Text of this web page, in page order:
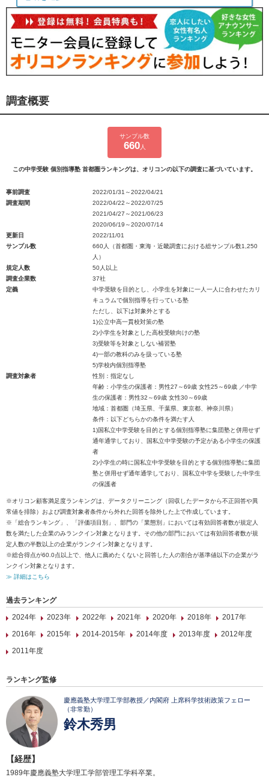
調査概要
サンプル数
660人
この中学受験 個別指導塾 首都圏ランキングは、オリコンの以下の調査に基づいています。
事前調査
2022/01/31～2022/04/21
調査期間
2022/04/22～2022/07/25
2021/04/27～2021/06/23
2020/06/19～2020/07/14
更新日
2022/11/01
サンプル数
660人（首都圏・東海・近畿調査における総サンプル数1,250
人）
規定人数
50人以上
調査企業数
37社
定義
中学受験を目的とし、小学生を対象に一人一人に合わせたカリ
キュラムで個別指導を行っている塾
ただし、以下は対象外とする
1)公立中高一貫校対策の塾
2)小学生を対象とした高校受験向けの塾
3)受験等を対象としない補習塾
4)一部の教科のみを扱っている塾
5)学校内個別指導塾
調査対象者
性別：指定なし
年齢：小学生の保護者：男性27～69歳 女性25～69歳 ／中学
生の保護者：男性32～69歳 女性30～69歳
地域：首都圏（埼玉県、千葉県、東京都、神奈川県）
条件：以下どちらかの条件を満たす人
1)国私立中学受験を目的とする個別指導塾に集団塾と併用せず
通年通学しており、国私立中学受験の予定がある小学生の保護
者
2)小学生の時に国私立中学受験を目的とする個別指導塾に集団
塾と併用せず通年通学しており、国私立中学を受験した中学生
の保護者
※オリコン顧客満足度ランキングは、データクリーニング（回収したデータから不正回答や異
常値を排除）および調査対象者条件から外れた回答を除外した上で作成しています。
※「総合ランキング」、「評価項目別」、部門の「業態別」においては有効回答者数が規定人
数を満たした企業のみランクイン対象となります。その他の部門においては有効回答者数が規
定人数の半数以上の企業がランクイン対象となります。
※総合得点が60.0点以上で、他人に薦めたくないと回答した人の割合が基準値以下の企業がラ
ンクイン対象となります。
≫ 詳細はこちら
過去ランキング
2024年
2023年 2022年 2021年 2020年 2018年
2017年
2016年
2015年 2014-2015年 2014年度 2013年度
2012年度
2011年度
ランキング監修
慶應義塾大学理工学部教授／内閣府 上席科学技術政策フェロー
（非常勤）
鈴木秀男
【経歴】
1989年慶應義塾大学理工学部管理工学科卒業。